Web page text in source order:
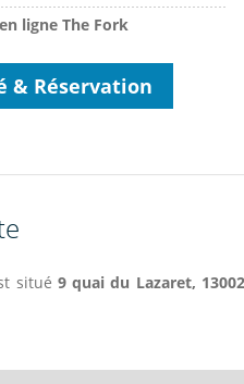
ligne The Fork
& Réservation
situé 9 quai du Lazaret,